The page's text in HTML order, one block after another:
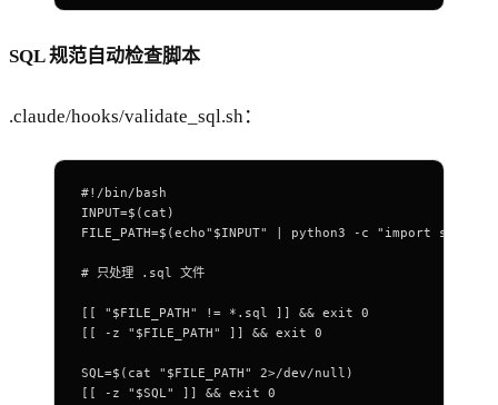
SQL 规范自动检查脚本
.claude/hooks/validate_sql.sh：
#!/bin/bash
INPUT=$( cat )
FILE_PATH=$(echo" $INPUT" python3 -c "import
# 只处理 .sql 文件
[[ " $FILE_PATH" != * .sql ]] && exit 0
[[
-z " $FILE_PATH" ]] && exit 0
SQL=$( cat " $FILE_PATH" 2>/dev/null )
[[
-z " $SQL" ]] && exit 0